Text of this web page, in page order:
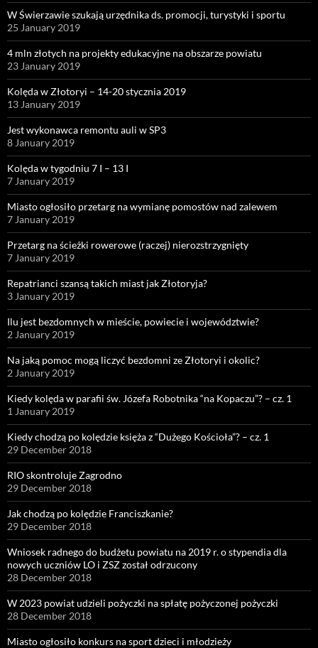
W Świerzawie szukają urzędnika ds. promocji, turystyki i sportu
25 January 2019
4 mln złotych na projekty edukacyjne na obszarze powiatu
23 January 2019
Kolęda w Złotoryi – 14-20 stycznia 2019
13 January 2019
Jest wykonawca remontu auli w SP3
8 January 2019
Kolęda w tygodniu 7 I – 13 I
7 January 2019
Miasto ogłosiło przetarg na wymianę pomostów nad zalewem
7 January 2019
Przetarg na ścieżki rowerowe (raczej) nierozstrzygnięty
7 January 2019
Repatrianci szansą takich miast jak Złotoryja?
3 January 2019
Ilu jest bezdomnych w mieście, powiecie i województwie?
2 January 2019
Na jaką pomoc mogą liczyć bezdomni ze Złotoryi i okolic?
2 January 2019
Kiedy kolęda w parafii św. Józefa Robotnika “na Kopaczu”? – cz. 1
1 January 2019
Kiedy chodzą po kolędzie księża z “Dużego Kościoła”? – cz. 1
29 December 2018
RIO skontroluje Zagrodno
29 December 2018
Jak chodzą po kolędzie Franciszkanie?
29 December 2018
Wniosek radnego do budżetu powiatu na 2019 r. o stypendia dla
nowych uczniów LO i ZSZ został odrzucony
28 December 2018
W 2023 powiat udzieli pożyczki na spłatę pożyczonej pożyczki
28 December 2018
Miasto ogłosiło konkurs na sport dzieci i młodzieży